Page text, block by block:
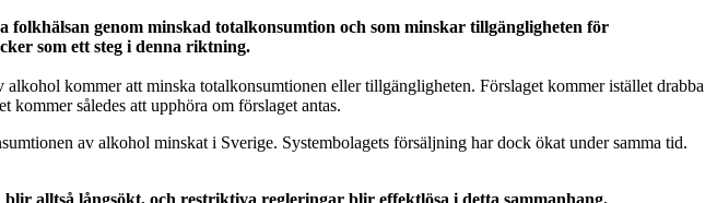
genom minskad totalkonsumtion och som minskar tillgängligheten för
som ett steg i denna riktning.
kommer att minska totalkonsumtionen eller tillgängligheten. Förslaget kommer istället drabba
kommer således att upphöra om förslaget antas.
av alkohol minskat i Sverige. Systembolagets försäljning har dock ökat under samma tid.
alltså långsökt, och restriktiva regleringar blir effektlösa i detta sammanhang.